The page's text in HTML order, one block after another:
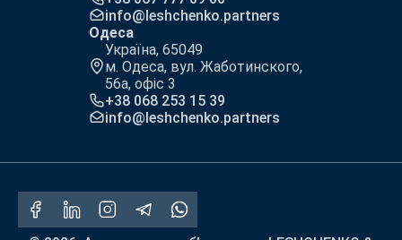
info@leshchenko.partners
Одеса
Україна, 65049
м. Одеса, вул. Жаботинского,
56а, офіс 3
+38 068 253 15 39
info@leshchenko.partners